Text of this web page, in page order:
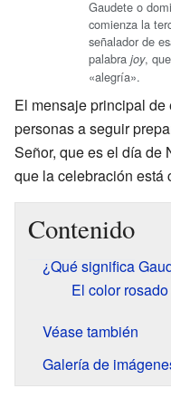
Gaudete o
comienza la
señalador de
palabra joy,
«alegría».
El mensaje principal
personas a seguir
Señor, que es el día de
que la celebración está
Contenido
¿Qué significa
El color
Véase también
Galería de